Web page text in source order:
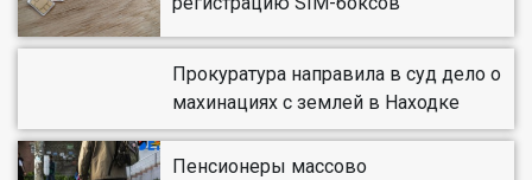
Прокуратура направила в суд дело о
махинациях с землей в Находке
Пенсионеры массово